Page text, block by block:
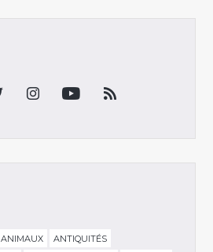
ANIMAUX
ANTIQUITÉS